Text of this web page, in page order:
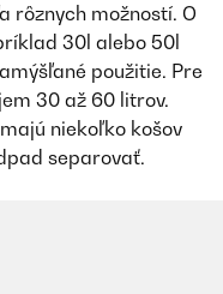
rôznych možností. O
30l alebo 50l
použitie. Pre
30 až 60 litrov.
niekoľko košov
separovať.